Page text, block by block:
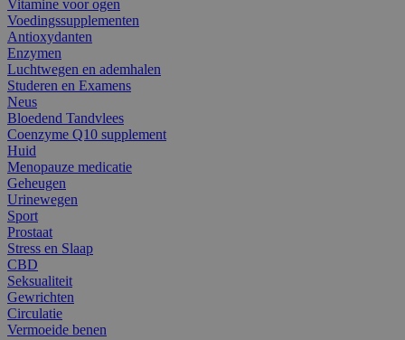
Vitamine voor ogen
Voedingssupplementen
Antioxydanten
Enzymen
Luchtwegen en ademhalen
Studeren en Examens
Neus
Bloedend Tandvlees
Coenzyme Q10 supplement
Huid
Menopauze medicatie
Geheugen
Urinewegen
Sport
Prostaat
Stress en Slaap
CBD
Seksualiteit
Gewrichten
Circulatie
Vermoeide benen